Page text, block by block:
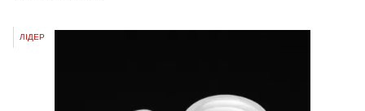
ЛІДЕР